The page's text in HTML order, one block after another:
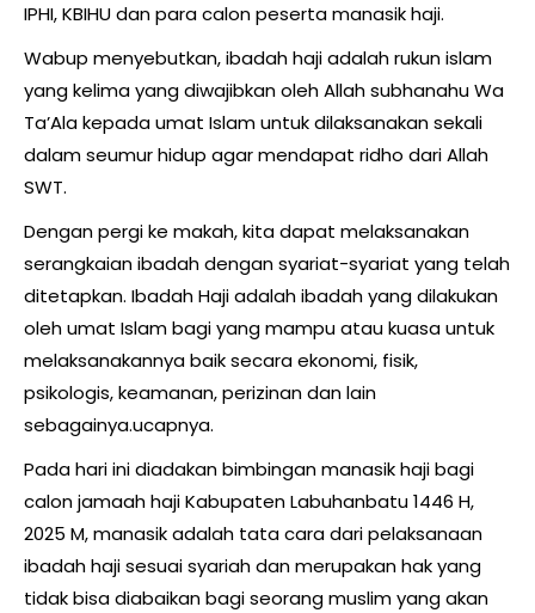
IPHI, KBIHU dan para calon peserta manasik haji.
Wabup menyebutkan, ibadah haji adalah rukun islam
yang kelima yang diwajibkan oleh Allah subhanahu Wa
Ta’Ala kepada umat Islam untuk dilaksanakan sekali
dalam seumur hidup agar mendapat ridho dari Allah
SWT.
Dengan pergi ke makah, kita dapat melaksanakan
serangkaian ibadah dengan syariat-syariat yang telah
ditetapkan. Ibadah Haji adalah ibadah yang dilakukan
oleh umat Islam bagi yang mampu atau kuasa untuk
melaksanakannya baik secara ekonomi, fisik,
psikologis, keamanan, perizinan dan lain
sebagainya.ucapnya.
Pada hari ini diadakan bimbingan manasik haji bagi
calon jamaah haji Kabupaten Labuhanbatu 1446 H,
2025 M, manasik adalah tata cara dari pelaksanaan
ibadah haji sesuai syariah dan merupakan hak yang
tidak bisa diabaikan bagi seorang muslim yang akan